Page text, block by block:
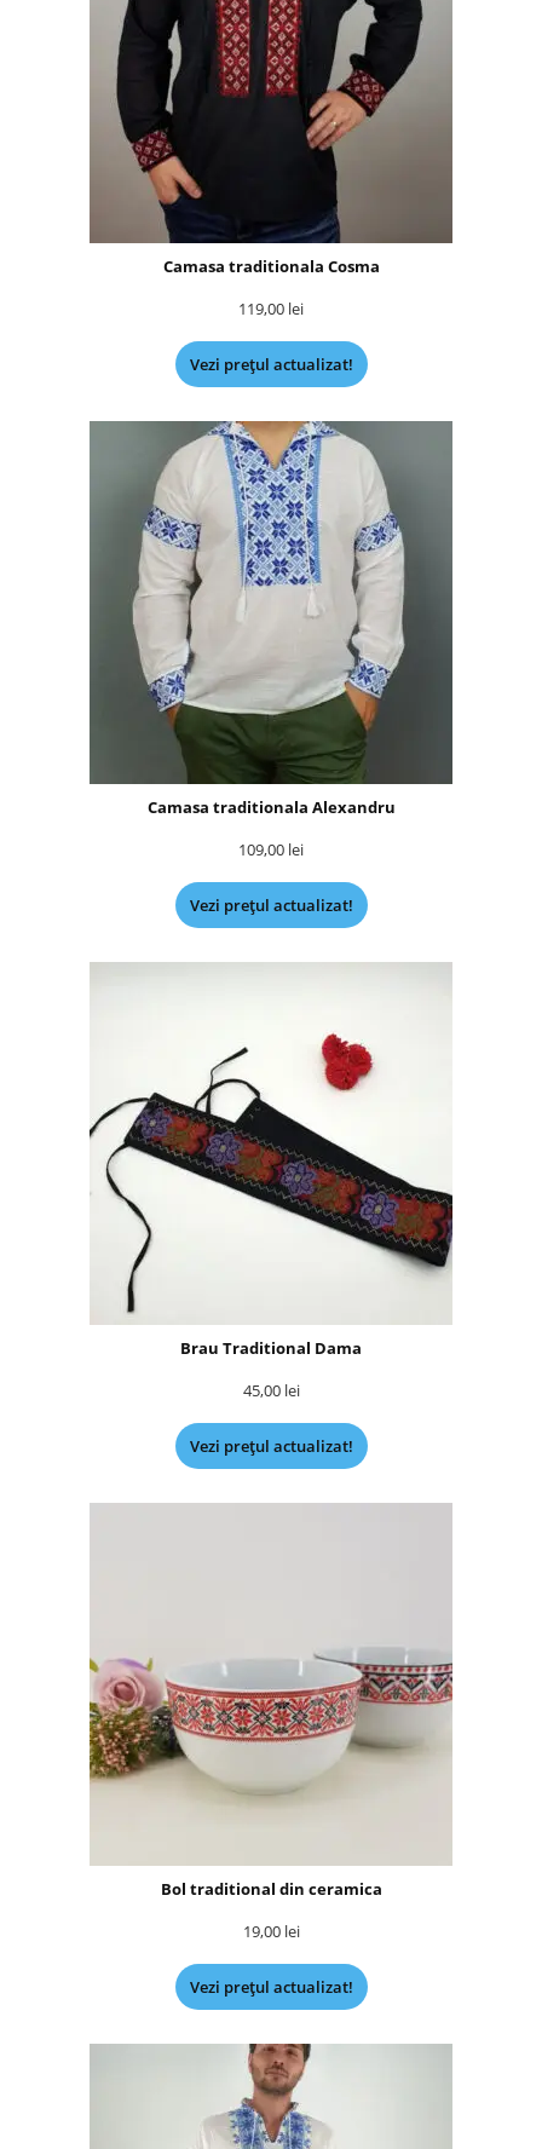
Camasa traditionala Cosma
119,00 lei
Vezi prețul actualizat!
Camasa traditionala Alexandru
109,00 lei
Vezi prețul actualizat!
Brau Traditional Dama
45,00 lei
Vezi prețul actualizat!
Bol traditional din ceramica
19,00 lei
Vezi prețul actualizat!